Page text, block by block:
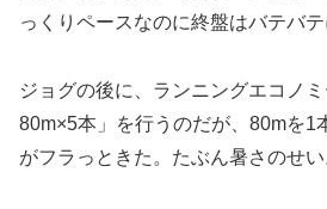
っくりペースなのに終盤はバテバテ
ジョグの後に、ランニングエコノ
80m×5本」を行うのだが、80mを1
がフラっときた。たぶん暑さのせい